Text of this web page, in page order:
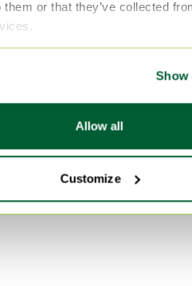
them or that they’ve collected
Show
Allow all
Customize
Kleur